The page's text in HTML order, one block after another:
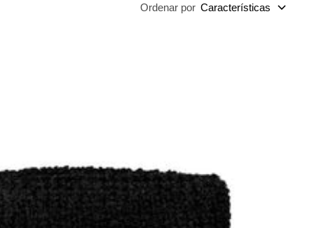
Ordenar por Características